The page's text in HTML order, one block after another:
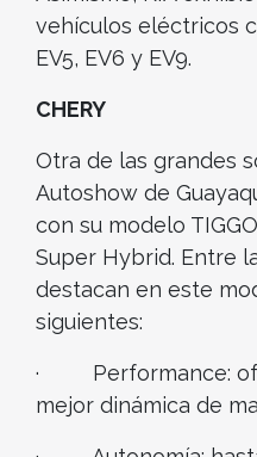
vehículos eléctricos
EV5, EV6 y EV9.
CHERY
Otra de las grandes
Autoshow de
con su modelo
Super Hybrid. Entre
destacan en este
siguientes:
· Performance:
mejor dinámica de